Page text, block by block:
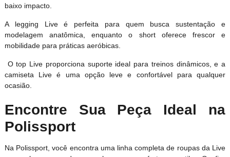
baixo impacto.
A legging Live é perfeita para quem busca sustentação e
modelagem anatômica, enquanto o short oferece frescor e
mobilidade para práticas aeróbicas.
O top Live proporciona suporte ideal para treinos dinâmicos, e a
camiseta Live é uma opção leve e confortável para qualquer
ocasião.
Encontre Sua Peça Ideal na
Polissport
Na Polissport, você encontra uma linha completa de roupas da Live